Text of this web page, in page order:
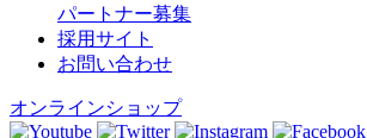
パートナー募集
採用サイト
お問い合わせ
オンラインショップ